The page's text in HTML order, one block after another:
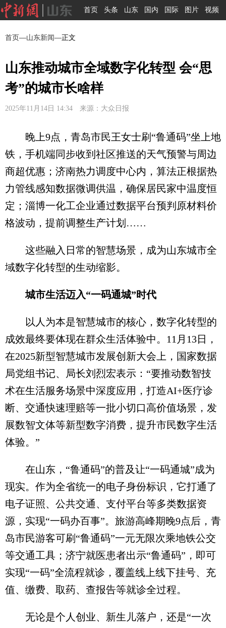
首页 头条 山东 国内 国际 图片 视频
首页—山东新闻—正文
山东推动城市全域数字化转型 会“思
考”的城市长啥样
2025年11月14日 14:34 来源：大众日报
晚上9点，青岛市民王女士刷“鲁通码”坐上地
铁，手机端同步收到社区推送的天气预警与周边
商超优惠；济南热力调度中心内，算法正根据热
力管线感知数据微调供温，确保居民家中温度恒
定；淄博一化工企业通过数据平台预判原材料价
格波动，提前调整生产计划……
这些融入日常的智慧场景，成为山东城市全
域数字化转型的生动缩影。
城市生活迈入“一码通城”时代
以人为本是智慧城市的核心，数字化转型的
成效最终要体现在群众生活体验中。11月13日，
在2025新型智慧城市发展创新大会上，国家数据
局党组书记、局长刘烈宏表示：“要推动数智技
术在生活服务场景中深度应用，打造AI+医疗诊
断、交通快速理赔等一批小切口高价值场景，发
展数智文体等新型数字消费，提升市民数字生活
体验。”
在山东，“鲁通码”的普及让“一码通城”成为
现实。作为全省统一的电子身份标识，它打通了
电子证照、公共交通、支付平台等多类数据资
源，实现“一码办百事”。旅游高峰期晚9点后，青
岛市民游客可刷“鲁通码”一元无限次乘地铁公交
等交通工具；济宁就医患者出示“鲁通码”，即可
实现“一码”全流程就诊，覆盖线上线下挂号、充
值、缴费、取药、查报告等就诊全过程。
无论是个人创业、新生儿落户，还是“一次